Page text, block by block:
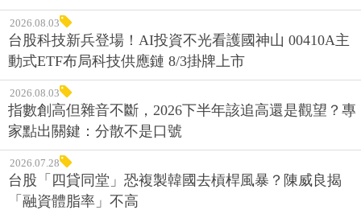
2026.08.03
台股科技新兵登場！AI投資不光看護國神山 00410A主
動式ETF布局科技供應鏈 8/3掛牌上市
2026.08.03
指數創高但雜音不斷，2026下半年該追高還是觀望？專
家點出關鍵：分散不是口號
2026.07.28
台股「四貸同堂」恐複製韓國去槓桿風暴？陳威良揭
「融資體脂率」不高